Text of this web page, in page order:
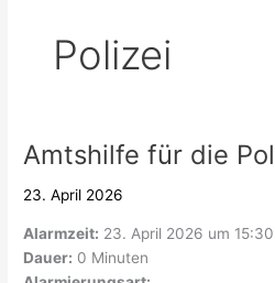
Polizei
Amtshilfe für die
23. April 2026
Alarmzeit: 23. April 2026 um
Dauer: 0 Minuten
Amtshilfe
die